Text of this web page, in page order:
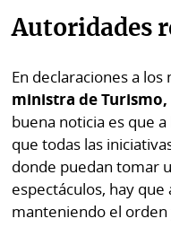
Autoridades
En declaraciones a
ministra de Turismo,
buena noticia es que
que todas las
donde puedan tomar
espectáculos, hay
manteniendo el orden